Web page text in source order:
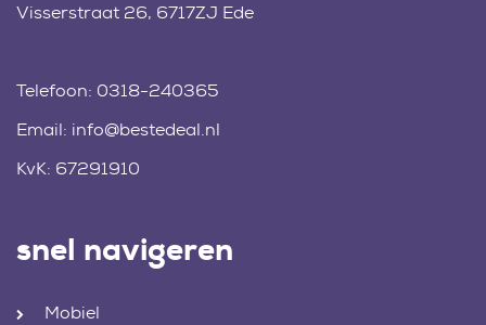
Visserstraat 26, 6717ZJ Ede
Telefoon: 0318-240365
Email: info@bestedeal.nl
KvK: 67291910
snel navigeren
Mobiel